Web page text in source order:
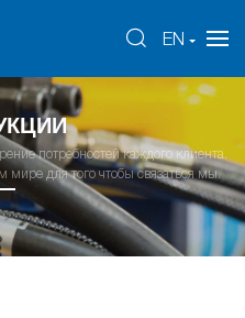
EN
потребностей каждого клиента.
мире для того чтобы связаться мы.